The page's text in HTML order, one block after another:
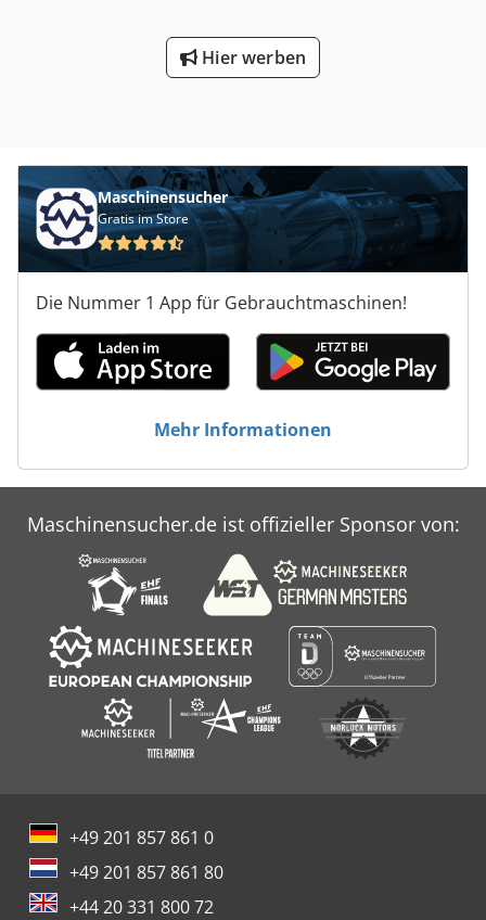
oder in Linie mit den Einfuhrförderband aufgestellt
werden Credpoh S Drkefx An Uof
Hier werben
Maschinensucher
Gratis im Store
Die Nummer 1 App für Gebrauchtmaschinen!
Mehr Informationen
Maschinensucher.de ist offizieller Sponsor von:
+49 201 857 861 0
+49 201 857 861 80
+44 20 331 800 72